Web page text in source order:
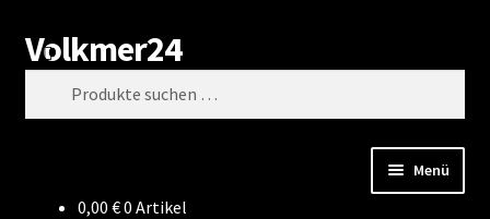
Zur
Navigation
springen
Zum
Inhalt
springen
Volkmer24
Suchen
Menü
0,00 €0 Artikel